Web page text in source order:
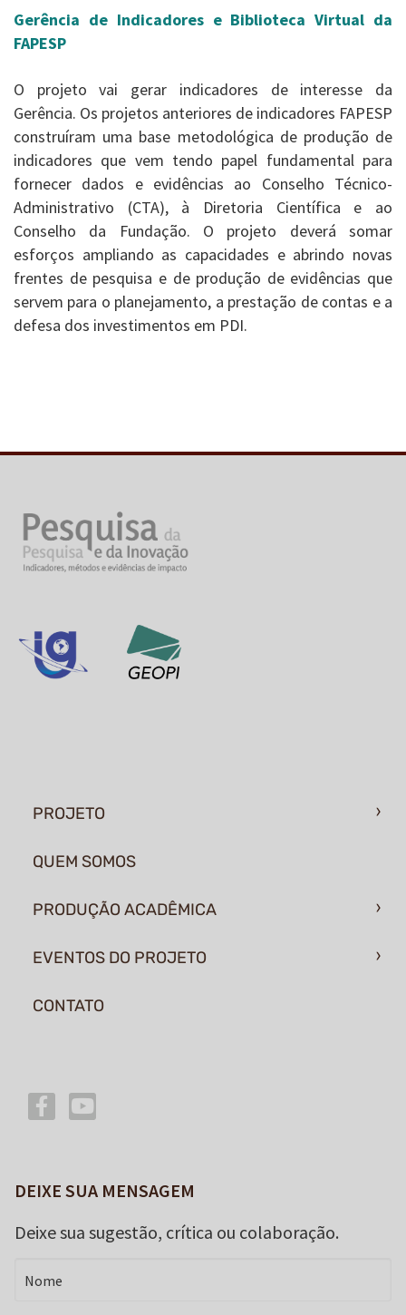
Gerência de Indicadores e Biblioteca Virtual da
FAPESP
O projeto vai gerar indicadores de interesse da
Gerência. Os projetos anteriores de indicadores FAPESP
construíram uma base metodológica de produção de
indicadores que vem tendo papel fundamental para
fornecer dados e evidências ao Conselho Técnico-
Administrativo (CTA), à Diretoria Científica e ao
Conselho da Fundação. O projeto deverá somar
esforços ampliando as capacidades e abrindo novas
frentes de pesquisa e de produção de evidências que
servem para o planejamento, a prestação de contas e a
defesa dos investimentos em PDI.
PROJETO
QUEM SOMOS
PRODUÇÃO ACADÊMICA
EVENTOS DO PROJETO
CONTATO
DEIXE SUA MENSAGEM
Deixe sua sugestão, crítica ou colaboração.